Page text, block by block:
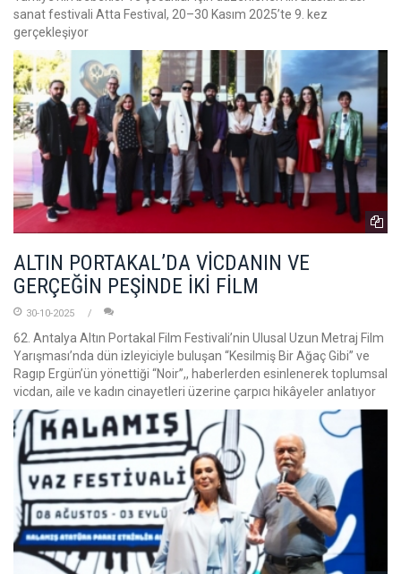
sanat festivali Atta Festival, 20–30 Kasım 2025’te 9. kez
gerçekleşiyor
ALTIN PORTAKAL’DA VİCDANIN VE
GERÇEĞİN PEŞİNDE İKİ FİLM
30-10-2025
62. Antalya Altın Portakal Film Festivali’nin Ulusal Uzun Metraj Film
Yarışması’nda dün izleyiciyle buluşan “Kesilmiş Bir Ağaç Gibi” ve
Ragıp Ergün’ün yönettiği “Noir”,, haberlerden esinlenerek toplumsal
vicdan, aile ve kadın cinayetleri üzerine çarpıcı hikâyeler anlatıyor